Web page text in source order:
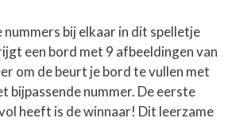
bij elkaar in dit spelletje
een bord met 9 afbeeldingen van
om de beurt je bord te vullen met
bijpassende nummer. De eerste
heeft is de winnaar! Dit leerzame